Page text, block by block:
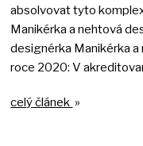
absolvovat tyto
Manikérka a nehtová
designérka Manikérka a
roce 2020: V
celý článek »